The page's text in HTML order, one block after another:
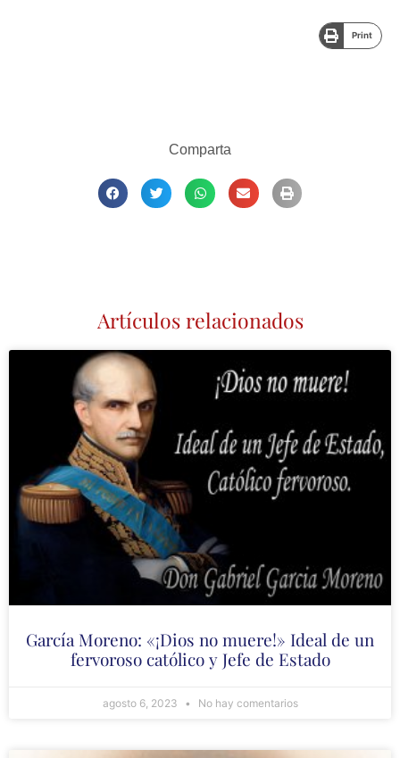
Print
Comparta
Artículos relacionados
García Moreno: «¡Dios no muere!» Ideal de un
fervoroso católico y Jefe de Estado
agosto 6, 2023 No hay comentarios